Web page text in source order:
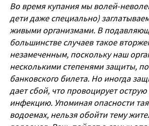
Во время купания мы волей-
дети даже специально)
живыми организмами. В
большинстве случаев такое
незамеченным, поскольку наш
несколькими степенями защиты,
банковского билета. Но иногда
дает сбой, что провоцирует
инфекцию. Упоминая опасности
водоемах, нельзя обойти тему